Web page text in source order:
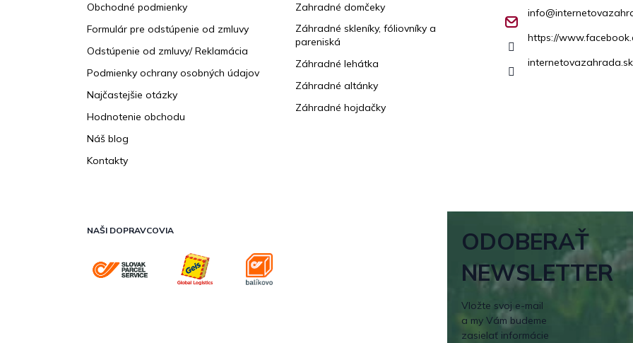
Obchodné podmienky
Formulár pre odstúpenie od zmluvy
Odstúpenie od zmluvy/ Reklamácia
Podmienky ochrany osobných údajov
Najčastejšie otázky
Hodnotenie obchodu
Náš blog
Kontakty
Zahradné domčeky
Záhradné skleníky, fóliovníky a
pareniská
Záhradné lehátka
Záhradné altánky
Záhradné hojdačky
info@
https://
internetovazahrada.sk
NAŠI DOPRAVCOVIA
ODOBERAŤ
NEWSLETTER
Vložte svoj e-mail
a my Vám budeme
zasielať informácie